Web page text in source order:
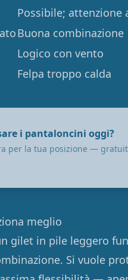
Possibile; attenzione
Buona combinazione
Logico con vento
Felpa troppo calda
i pantaloncini oggi?
per la tua posizione —
meglio
gilet in pile leggero
Si vuole